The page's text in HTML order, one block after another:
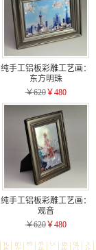
纯手工铝板彩雕工艺画：
东方明珠
￥620￥480
纯手工铝板彩雕工艺画：
观音
￥620￥480